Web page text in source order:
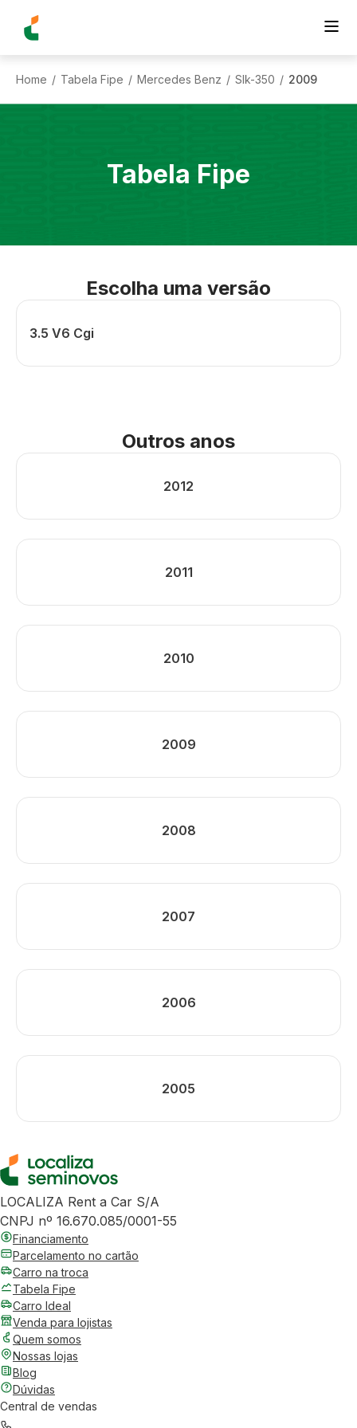
Home / Tabela Fipe / Mercedes Benz / Slk-350 / 2009
Tabela Fipe
Escolha uma versão
3.5 V6 Cgi
Outros anos
2012
2011
2010
2009
2008
2007
2006
2005
LOCALIZA Rent a Car S/A
CNPJ nº 16.670.085/0001-55
Financiamento
Parcelamento no cartão
Carro na troca
Tabela Fipe
Carro Ideal
Venda para lojistas
Quem somos
Nossas lojas
Blog
Dúvidas
Central de vendas